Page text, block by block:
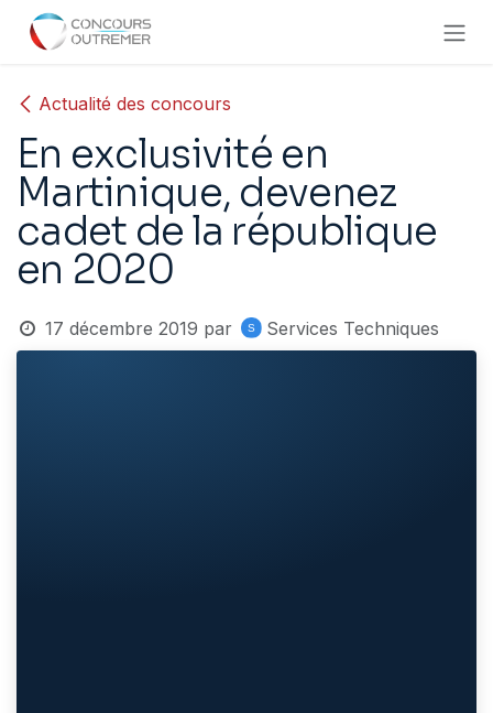
Se rendre au contenu
Actualité des concours
En exclusivité en
Martinique, devenez
cadet de la république
en 2020
17 décembre 2019 par Services Techniques